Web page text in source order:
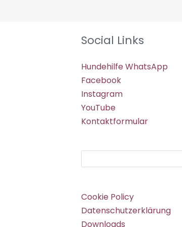
Social Links
Hundehilfe WhatsApp
Facebook
Instagram
YouTube
Kontaktformular
Cookie Policy
Datenschutzerklärung
Downloads